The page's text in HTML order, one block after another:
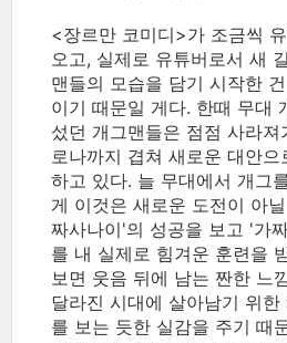
<장르만 코미디>가 조금씩
오고, 실제로 유튜버로서 새
맨들의 모습을 담기 시작한
이기 때문일 게다. 한때 무대
섰던 개그맨들은 점점 사라
로나까지 겹쳐 새로운 대안으
하고 있다. 늘 무대에서 개그
게 이것은 새로운 도전이 아
짜사나이'의 성공을 보고 '가
를 내 실제로 힘겨운 훈련을
보면 웃음 뒤에 남는 짠한 느
달라진 시대에 살아남기 위한
를 보는 듯한 실감을 주기 때